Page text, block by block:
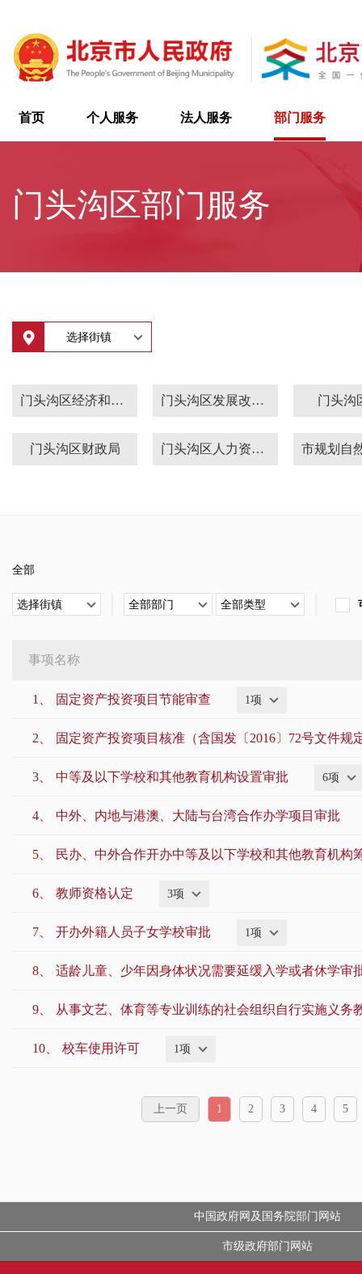
首页 个人服务 法人服务 部门服务
门头沟区部门服务
选择街镇
门头沟区经济和信息化局 门头沟区发展改革委 门头沟
门头沟区财政局 门头沟区人力资源社会保障局
门头沟区消防支队 门头沟区委编办
门头沟区委宣传部 歌华有线
全部
选择街镇 全部部门 全部类型
事项名称
1、 固定资产投资项目节能审查 1项
2、 固定资产投资项目核准（含国发〔2016〕72号文件规
3、 中等及以下学校和其他教育机构设置审批 6项
4、 中外、内地与港澳、大陆与台湾合作办学项目审批
5、 民办、中外合作开办中等及以下学校和其他教育机构
6、 教师资格认定 3项
7、 开办外籍人员子女学校审批 1项
8、 适龄儿童、少年因身体状况需要延缓入学或者休学审
9、 从事文艺、体育等专业训练的社会组织自行实施义务
10、 校车使用许可 1项
上一页 1 2 3 4 5
中国政府网及国务院部门网站
市级政府部门网站